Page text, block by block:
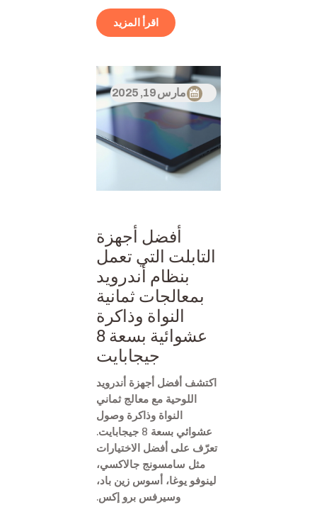
اقرأ المزيد
مارس 19, 2025
أفضل أجهزة
التابلت التي تعمل
بنظام أندرويد
بمعالجات ثمانية
النواة وذاكرة
عشوائية بسعة 8
جيجابايت
اكتشف أفضل أجهزة أندرويد
اللوحية مع معالج ثماني
النواة وذاكرة وصول
عشوائي بسعة 8 جيجابايت.
تعرّف على أفضل الاختيارات
مثل سامسونج جالاكسي،
لينوفو يوغا، أسوس زين باد،
وسيرفس برو إكس.